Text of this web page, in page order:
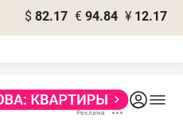
$ 82.17 € 94.84 ¥ 12.17